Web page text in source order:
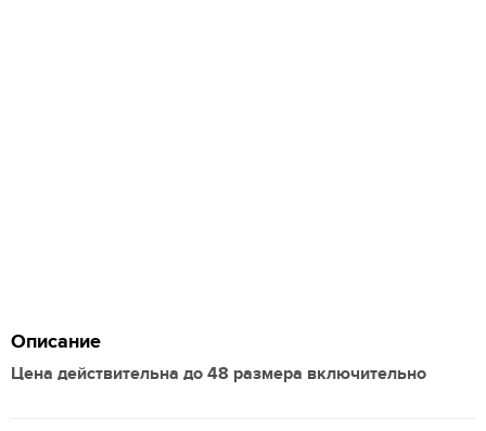
Описание
Цена действительна до 48 размера включительно